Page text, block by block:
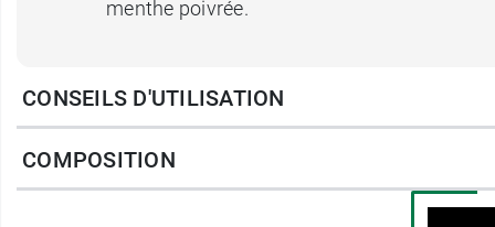
menthe poivrée.
Comment se servir
Se moucher. Agiter le flacon avant de
CONSEILS D'UTILISATION
COMPOSITION